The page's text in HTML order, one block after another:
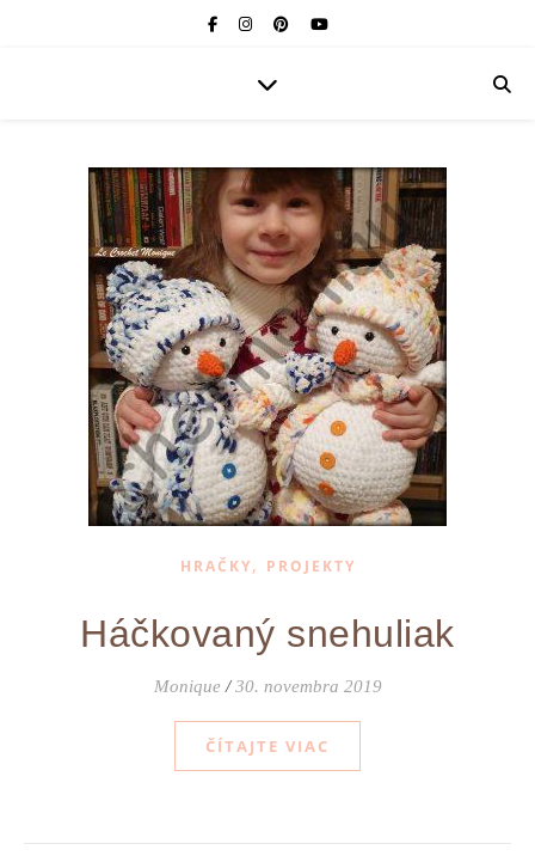
HRAČKY, PROJEKTY
Háčkovaný snehuliak
Monique / 30. novembra 2019
ČÍTAJTE VIAC